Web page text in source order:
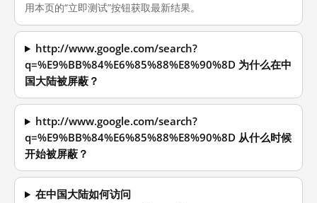
用本页的“立即测试”按钮获取最新结果。
http://www.google.com/search?
q=%E9%BB%84%E6%85%88%E8%90%8D 为什么在中
国大陆被屏蔽？
http://www.google.com/search?
q=%E9%BB%84%E6%85%88%E8%90%8D 从什么时候
开始被屏蔽？
在中国大陆如何访问